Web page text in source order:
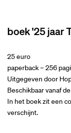
boek '25 jaar
25 euro
paperback – 256
Uitgegeven door
Beschikbaar vanaf
In het boek zit een
verschijnt.